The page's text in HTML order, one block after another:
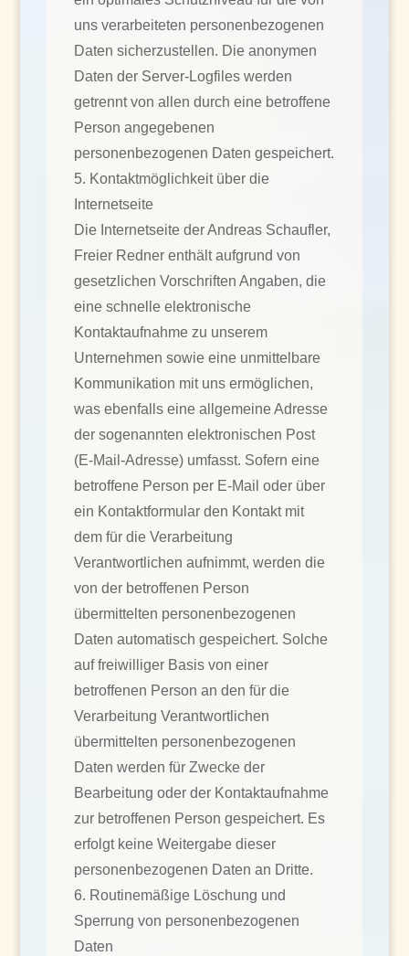
uns verarbeiteten personenbezogenen
Daten sicherzustellen. Die anonymen
Daten der Server-Logfiles werden
getrennt von allen durch eine betroffene
Person angegebenen
personenbezogenen Daten gespeichert.
5. Kontaktmöglichkeit über die
Internetseite
Die Internetseite der Andreas Schaufler,
Freier Redner enthält aufgrund von
gesetzlichen Vorschriften Angaben, die
eine schnelle elektronische
Kontaktaufnahme zu unserem
Unternehmen sowie eine unmittelbare
Kommunikation mit uns ermöglichen,
was ebenfalls eine allgemeine Adresse
der sogenannten elektronischen Post
(E-Mail-Adresse) umfasst. Sofern eine
betroffene Person per E-Mail oder über
ein Kontaktformular den Kontakt mit
dem für die Verarbeitung
Verantwortlichen aufnimmt, werden die
von der betroffenen Person
übermittelten personenbezogenen
Daten automatisch gespeichert. Solche
auf freiwilliger Basis von einer
betroffenen Person an den für die
Verarbeitung Verantwortlichen
übermittelten personenbezogenen
Daten werden für Zwecke der
Bearbeitung oder der Kontaktaufnahme
zur betroffenen Person gespeichert. Es
erfolgt keine Weitergabe dieser
personenbezogenen Daten an Dritte.
6. Routinemäßige Löschung und
Sperrung von personenbezogenen
Daten